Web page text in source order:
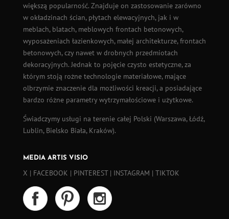
większą popularność. Znajduje on zastosowanie zarówno
w okładzinach ścian, płytach elewacyjnych, jak i w
meblach, blatach, meblowych frontach betonowych,
wyposażeniach łazienkowych, małej architekturze, frontach
betonowych, czy nawet w drobnych przedmiotach
dekoracyjnych. Jednak to pojęcie czysto estetyczne, za
którym stoją rożne technologie materiałowe, mające
olbrzymie znaczenie dla możliwości kreacji, a posiadające
bardzo różne parametry wytrzymałościowe i użytkowe.
Świadczymy usługi na terenie całej Polski (Warszawa,Łódź,
Lublin, Bielsko Biała, Kraków).
MEDIA ARTIS VISIO
X | FACEBOOK | PINTEREST| INSTAGRAM | TIKTOK